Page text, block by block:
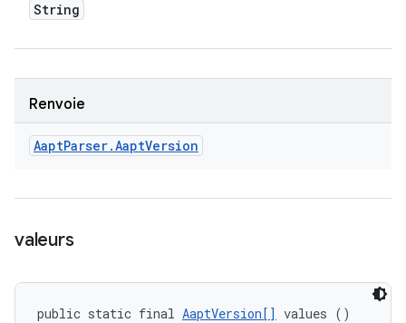
String
Renvoie
AaptParser.AaptVersion
valeurs
public static final AaptVersion[] values ()